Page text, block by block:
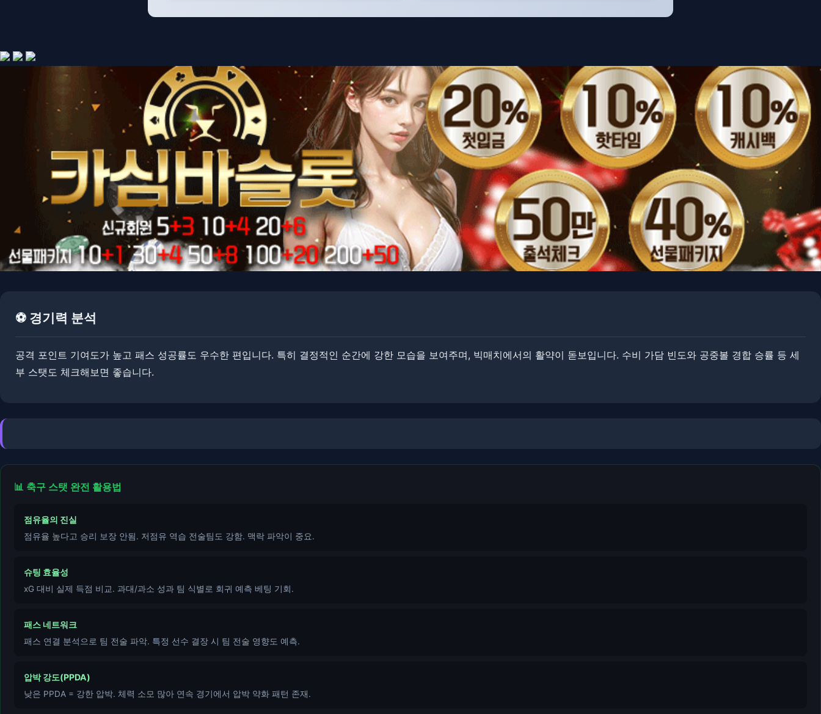
⚽ 경기력 분석
공격 포인트 기여도가 높고 패스 성공률도 우수한 편입니다. ​특히 결정적인 순간에 강한 모습을 보여주며, 빅매치에서의 활약이 돋보입니다. ​수비 가담 빈도와 공중볼 경합 승률 등 세
부 스탯도 체크해보면 좋습니다.
📊 축구 스탯 완전 활용법
점유율의 진실
점유율 높다고 승리 보장 안됨. 저점유 역습 전술팀도 강함. 맥락 파악이 중요.
슈팅 효율성
xG 대비 실제 득점 비교. 과대/과소 성과 팀 식별로 회귀 예측 베팅 기회.
패스 네트워크
패스 연결 분석으로 팀 전술 파악. 특정 선수 결장 시 팀 전술 영향도 예측.
압박 강도(PPDA)
낮은 PPDA = 강한 압박. 체력 소모 많아 연속 경기에서 압박 약화 패턴 존재.